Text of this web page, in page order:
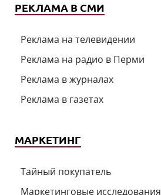
РЕКЛАМА В СМИ
Реклама на телевидении
Реклама на радио в Перми
Реклама в журналах
Реклама в газетах
МАРКЕТИНГ
Тайный покупатель
Маркетинговые исследования